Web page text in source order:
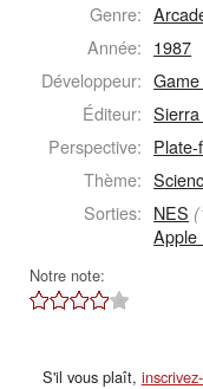
Genre:
Année: 1987
Développeur:
Éditeur:
Perspective:
Thème:
Sorties: NES
Apple
Notre note:
S'il vous plaît,